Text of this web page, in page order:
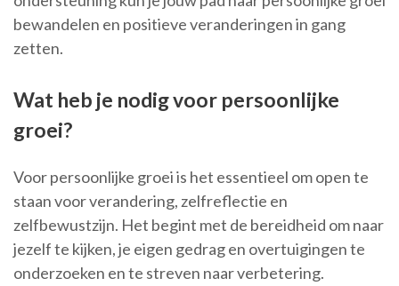
bewandelen en positieve veranderingen in gang
zetten.
Wat heb je nodig voor persoonlijke
groei?
Voor persoonlijke groei is het essentieel om open te
staan voor verandering, zelfreflectie en
zelfbewustzijn. Het begint met de bereidheid om naar
jezelf te kijken, je eigen gedrag en overtuigingen te
onderzoeken en te streven naar verbetering.